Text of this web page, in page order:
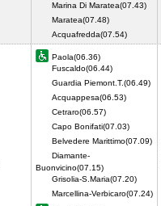
Marina Di Maratea(07.43)
Maratea(07.48)
Acquafredda(07.54)
Paola(06.36)
Fuscaldo(06.44)
Guardia Piemont.T.(06.49)
Acquappesa(06.53)
Cetraro(06.57)
Capo Bonifati(07.03)
Belvedere Marittimo(07.09)
Diamante-
Buonvicino(07.15)
Grisolia-S.Maria(07.20)
Marcellina-Verbicaro(07.24)